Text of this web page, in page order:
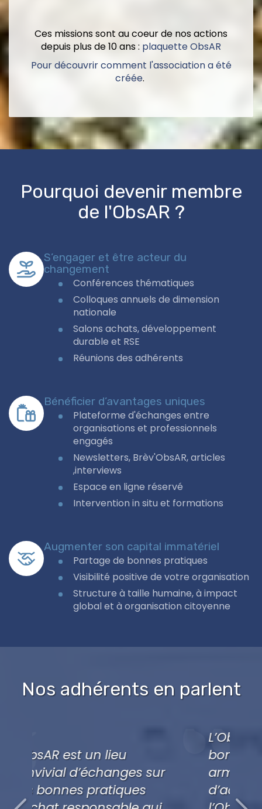
Ces missions sont au coeur de nos actions
depuis plus de 10 ans : plaquette ObsAR
Pour découvrir comment l'association a été
créée.
Pourquoi devenir membre
de l'ObsAR ?
S’engager et être acteur du
changement
Conférences thématiques
Colloques annuels de dimension
nationale
Salons achats, développement
durable et RSE
Réunions des adhérents
Bénéficier d’avantages uniques
Plateforme d'échanges entre
organisations et professionnels
engagés
Newsletters, Brèv'ObsAR, articles
,interviews
Espace en ligne réservé
Intervention in situ et formations
Augmenter son capital immatériel
Partage de bonnes pratiques
Visibilité positive de votre organisation
Structure à taille humaine, à impact
global et à organisation citoyenne
Nos adhérents en parlent
bonnes pratiques et bras
armé d’une stratégie
d’achats responsables,